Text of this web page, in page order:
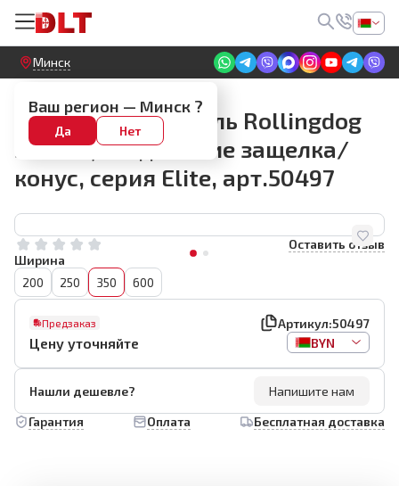
Круглосуточный! Прием заявок на сайте
Минск
Ваш регион — Минск ?
Да Нет
Фасадные шпателя
Малярный шпатель Rollingdog
350мм, соединение защелка/
конус, серия Elite, арт.50497
Оставить отзыв
Ширина
200
250 350 600
Предзаказ Артикул:50497
Цену уточняйте BYN
Нашли дешевле?
Напишите нам
Гарантия
Оплата Бесплатная доставка